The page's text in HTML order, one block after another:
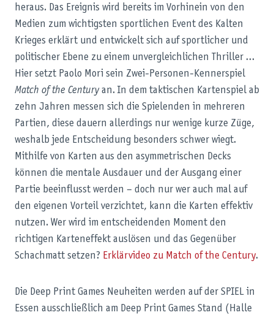
heraus. Das Ereignis wird bereits im Vorhinein von den
Medien zum wichtigsten sportlichen Event des Kalten
Krieges erklärt und entwickelt sich auf sportlicher und
politischer Ebene zu einem unvergleichlichen Thriller …
Hier setzt Paolo Mori sein Zwei-Personen-Kennerspiel
Match of the Centuryan. In dem taktischen Kartenspiel ab
zehn Jahren messen sich die Spielenden in mehreren
Partien, diese dauern allerdings nur wenige kurze Züge,
weshalb jede Entscheidung besonders schwer wiegt.
Mithilfe von Karten aus den asymmetrischen Decks
können die mentale Ausdauer und der Ausgang einer
Partie beeinflusst werden – doch nur wer auch mal auf
den eigenen Vorteil verzichtet, kann die Karten effektiv
nutzen. Wer wird im entscheidenden Moment den
richtigen Karteneffekt auslösen und das Gegenüber
Schachmatt setzen? Erklärvideo zu Match of the Century.
Die Deep Print Games Neuheiten werden auf der SPIEL in
Essen ausschließlich am Deep Print Games Stand (Halle